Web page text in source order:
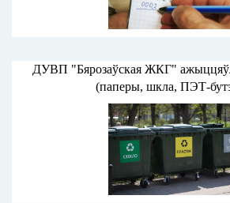
ДУВП "Бярозаўская ЖКГ"
(паперы, шкла, ПЭТ-